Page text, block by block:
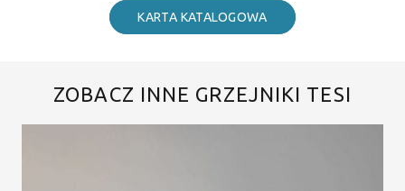
KARTA KATALOGOWA
ZOBACZ INNE GRZEJNIKI TESI